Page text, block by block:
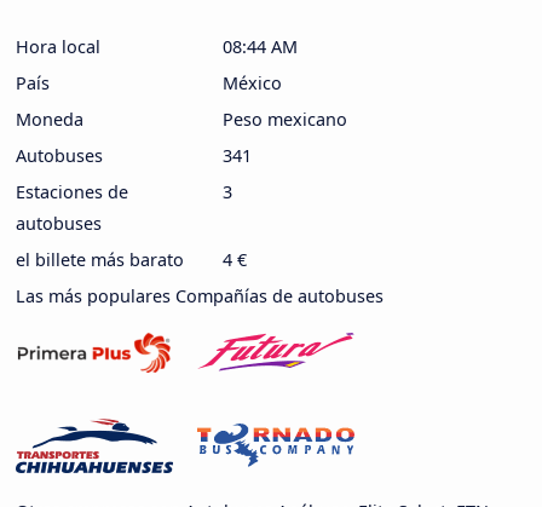
Hora local
08:44 AM
País
México
Moneda
Peso mexicano
Autobuses
341
Estaciones de
autobuses
3
el billete más barato
4 €
Las más populares Compañías de autobuses